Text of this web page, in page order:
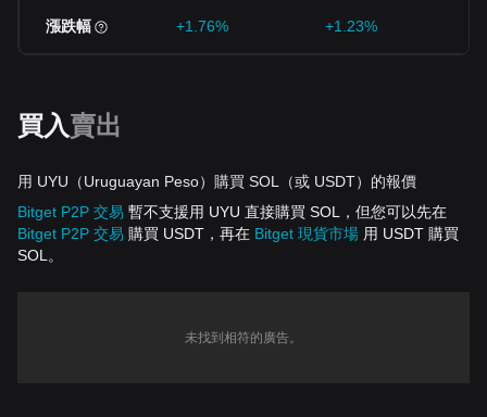
漲跌幅 +1.76% +1.23%
買入賣出
用 UYU（Uruguayan Peso）購買 SOL（或 USDT）的報價
Bitget P2P 交易 暫不支援用 UYU 直接購買 SOL，但您可以先在
Bitget P2P 交易 購買 USDT，再在 Bitget 現貨市場 用 USDT 購買
SOL。
未找到相符的廣告。